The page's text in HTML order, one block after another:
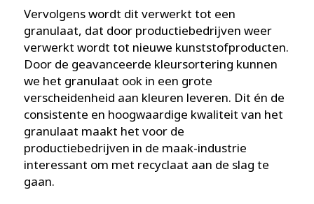
Vervolgens wordt dit verwerkt tot een
granulaat, dat door productiebedrijven weer
verwerkt wordt tot nieuwe kunststofproducten.
Door de geavanceerde kleursortering kunnen
we het granulaat ook in een grote
verscheidenheid aan kleuren leveren. Dit én de
consistente en hoogwaardige kwaliteit van het
granulaat maakt het voor de
productiebedrijven in de maak-industrie
interessant om met recyclaat aan de slag te
gaan.